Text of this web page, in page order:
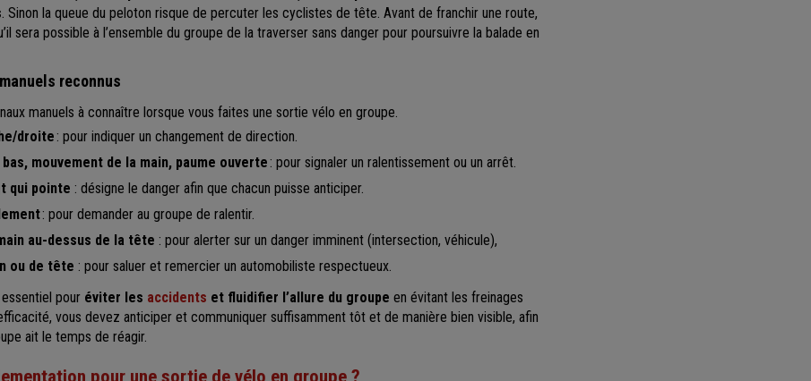
. Sinon la queue du peloton risque de percuter les cyclistes de tête. Avant de franchir une route,
sera possible à l’ensemble du groupe de la traverser sans danger pour poursuivre la balade en
reconnus
manuels à connaître lorsque vous faites une sortie vélo en groupe.
droite : pour indiquer un changement de direction.
mouvement de la main, paume ouverte : pour signaler un ralentissement ou un arrêt.
qui pointe : désigne le danger afin que chacun puisse anticiper.
: pour demander au groupe de ralentir.
au-dessus de la tête : pour alerter sur un danger imminent (intersection, véhicule),
ou de tête : pour saluer et remercier un automobiliste respectueux.
pour éviter les accidents et fluidifier l’allure du groupe en évitant les freinages
vous devez anticiper et communiquer suffisamment tôt et de manière bien visible, afin
ait le temps de réagir.